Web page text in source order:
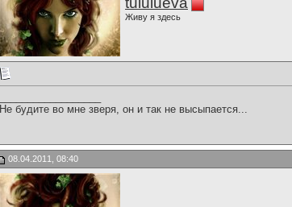
Живу я здесь
Не будите во мне зверя, он и так не высыпается...
08.04.2011, 08:40